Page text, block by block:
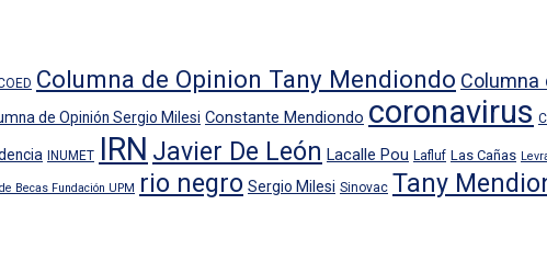
Columna de Opinion Tany Mendiondo Columna
de Opinión Sergio Milesi Constante Mendiondo coronavirus
INUMET IRN Javier De León Lacalle Pou Lafluf Las Cañas
Becas Fundación UPM rio negro Sergio Milesi Sinovac Tany